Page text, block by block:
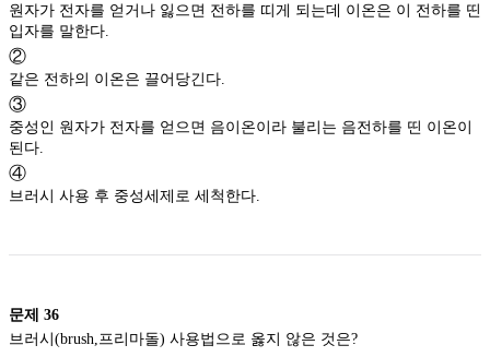
원자가 전자를 얻거나 잃으면 전하를 띠게 되는데 이온은 이 전하를 띤
입자를 말한다.
②
같은 전하의 이온은 끌어당긴다.
③
중성인 원자가 전자를 얻으면 음이온이라 불리는 음전하를 띤 이온이
된다.
④
브러시 사용 후 중성세제로 세척한다.
문제 36